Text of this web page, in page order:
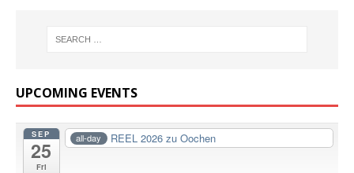
UPCOMING EVENTS
SEP
25
Fri
all-day REEL 2026 zu Oochen